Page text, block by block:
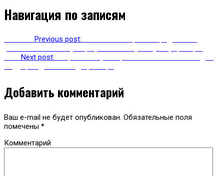
Навигация по записям
Previous post:
Next post:
Добавить комментарий
Ваш e-mail не будет опубликован. Обязательные поля
помечены *
Комментарий